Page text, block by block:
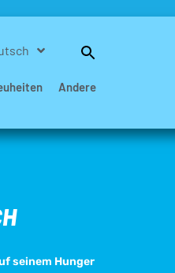
Andere
seinem Hunger